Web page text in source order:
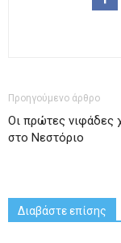
Προηγούμενο άρθρο
Οι πρώτες νιφάδες
στο Νεστόριο
Διαβάστε επίσης